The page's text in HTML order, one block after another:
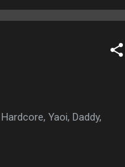
Yaoi, Daddy,